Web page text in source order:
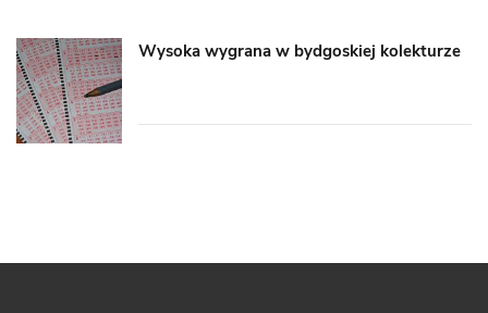
Wysoka wygrana w bydgoskiej kolekturze